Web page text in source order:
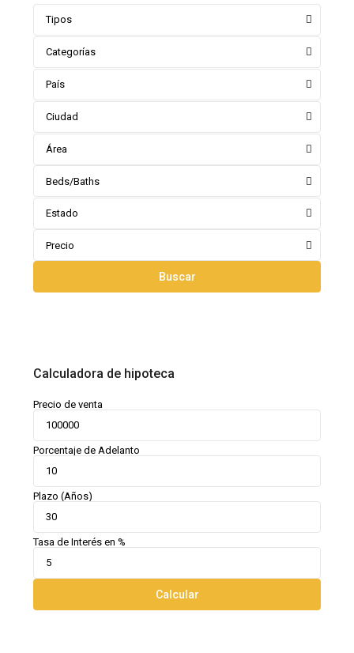
Tipos
Categorías
País
Ciudad
Área
Beds/Baths
Estado
Precio
Buscar
Calculadora de hipoteca
Precio de venta
Porcentaje de Adelanto
Plazo (Años)
Tasa de Interés en %
Calcular